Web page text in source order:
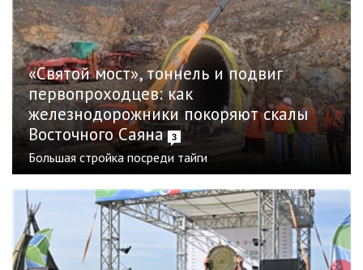
«Святой мост», тоннель и подвиг
первопроходцев: как
железнодорожники покоряют скалы
Восточного Саяна
3
Большая стройка посреди тайги